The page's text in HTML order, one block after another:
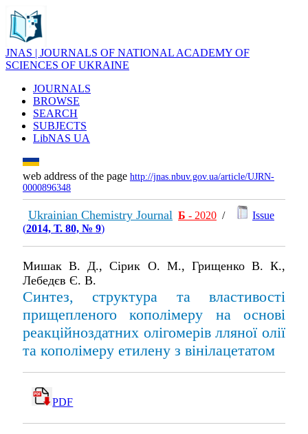
JNAS | JOURNALS OF NATIONAL ACADEMY OF
SCIENCES OF UKRAINE
JOURNALS
BROWSE
SEARCH
SUBJECTS
LibNAS UA
web address of the page http://jnas.nbuv.gov.ua/article/UJRN-
0000896348
Ukrainian Chemistry Journal Б - 2020 /
Issue
(2014, Т. 80, № 9)
Мишак В. Д., Сірик О. М., Грищенко В. К.,
Лебедєв Є. В.
Синтез, структура та властивості
прищепленого кополімеру на основі
реакційноздатних олігомерів лляної олії
та кополімеру етилену з вінілацетатом
PDF